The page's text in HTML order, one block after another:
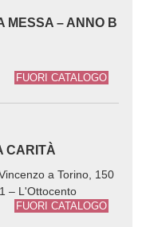
MESSA – ANNO B
FUORI CATALOGO
CARITÀ
a Torino, 150
– L'Ottocento
FUORI CATALOGO